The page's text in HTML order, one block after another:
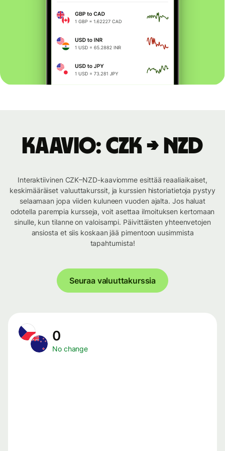
Kaavio: CZK → NZD
Interaktiivinen CZK–NZD-kaaviomme esittää reaaliaikaiset,
keskimääräiset valuuttakurssit, ja kurssien historiatietoja pystyy
selaamaan jopa viiden kuluneen vuoden ajalta. Jos haluat
odotella parempia kursseja, voit asettaa ilmoituksen kertomaan
sinulle, kun tilanne on valoisampi. Päivittäisten yhteenvetojen
ansiosta et siis koskaan jää pimentoon uusimmista
tapahtumista!
Seuraa valuuttakurssia
0
No change